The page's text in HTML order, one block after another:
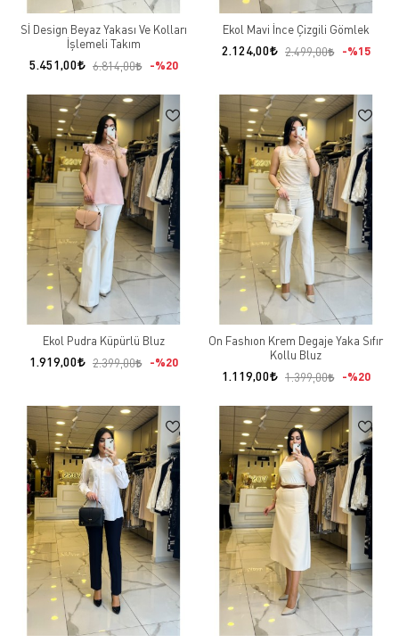
Sİ Design Beyaz Yakası Ve Kolları
İşlemeli Takım
5.451,00 6.814,00 %20
Ekol Mavi İnce Çizgili Gömlek
2.124,00 2.499,00 %15
Ekol Pudra Küpürlü Bluz
1.919,00 2.399,00 %20
On Fashıon Krem Degaje Yaka Sıfır
Kollu Bluz
1.119,00 1.399,00 %20